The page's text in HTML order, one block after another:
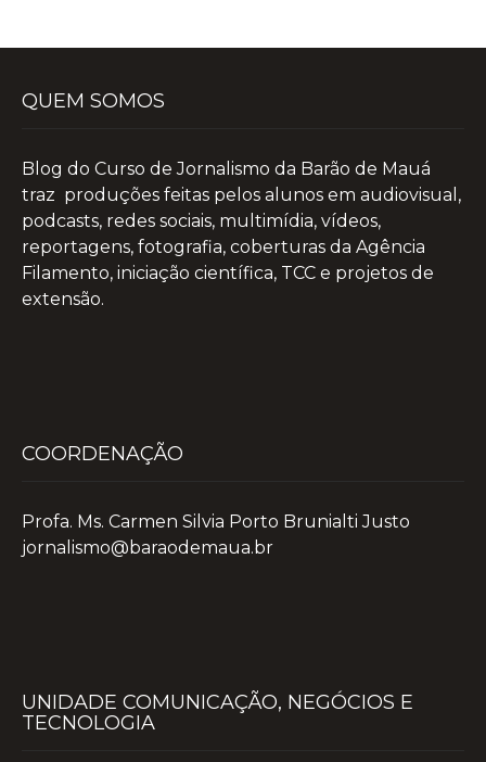
QUEM SOMOS
Blog do Curso de Jornalismo da Barão de Mauá
traz produções feitas pelos alunos em audiovisual,
podcasts, redes sociais, multimídia, vídeos,
reportagens, fotografia, coberturas da Agência
Filamento, iniciação científica, TCC e projetos de
extensão.
COORDENAÇÃO
Profa. Ms. Carmen Silvia Porto Brunialti Justo
jornalismo@baraodemaua.br
UNIDADE COMUNICAÇÃO, NEGÓCIOS E
TECNOLOGIA